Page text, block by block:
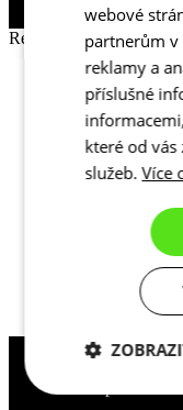
Registrace
DOKONČIT
Vytvořením účtu
zpracováním
webové
partnerům
reklamy a
příslušné
které od
služeb.Více
Nezbytně